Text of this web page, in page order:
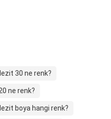
30 ne renk?
ne renk?
boya hangi renk?